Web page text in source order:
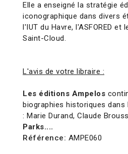
Elle a enseigné la stratégie
iconographique dans divers
l'IUT du Havre, l'ASFORED et
Saint-Cloud.
L'avis de votre libraire :
Les éditions Ampelos
biographies historiques dans
: Marie Durand, Claude
Parks....
Référence: AMPE060